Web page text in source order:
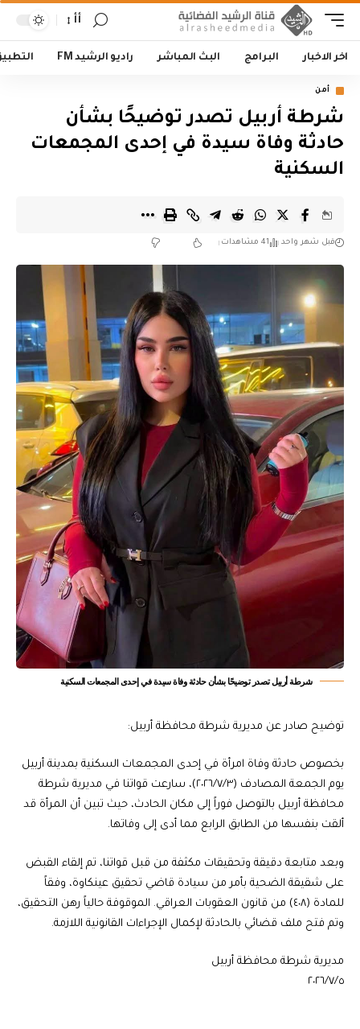
أأ
اخر الاخبار البرامج البث المباشر راديو الرشيد FM
أمن
شرطة أربيل تصدر توضيحًا بشأن
حادثة وفاة سيدة في إحدى المجمعات
السكنية
قبل شهر واحد 41 مشاهدات
شرطة أربيل تصدر توضيحًا بشأن حادثة وفاة سيدة في إحدى المجمعات السكنية
توضيح صادر عن مديرية شرطة محافظة أربيل:
بخصوص حادثة وفاة امرأة في إحدى المجمعات السكنية بمدينة أربيل
يوم الجمعة المصادف (٢٠٢٦/٧/٣)، سارعت قواتنا في مديرية شرطة
محافظة أربيل بالتوصل فوراً إلى مكان الحادث، حيث تبين أن المرأة قد
ألقت بنفسها من الطابق الرابع مما أدى إلى وفاتها.
وبعد متابعة دقيقة وتحقيقات مكثفة من قبل قواتنا، تم إلقاء القبض
على شقيقة الضحية بأمر من سيادة قاضي تحقيق عينكاوة، وفقاً
للمادة (٤٠٨) من قانون العقوبات العراقي. الموقوفة حالياً رهن التحقيق،
وتم فتح ملف قضائي بالحادثة لإكمال الإجراءات القانونية اللازمة.
مديرية شرطة محافظة أربيل
٢٠٢٦/٧/٥